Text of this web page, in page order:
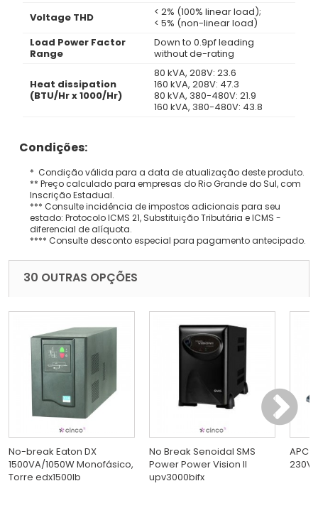
Voltage THD
< 2% (100% linear load);
< 5% (non-linear load)
Load Power Factor
Range
Down to 0.9pf leading
without de-rating
Heat dissipation
(BTU/Hr x 1000/Hr)
80 kVA, 208V: 23.6
160 kVA, 208V: 47.3
80 kVA, 380-480V: 21.9
160 kVA, 380-480V: 43.8
Condições:
* Condição válida para a data de atualização deste produto.
** Preço calculado para empresas do Rio Grande do Sul, com
Inscrição Estadual.
*** Consulte incidência de impostos adicionais para seu
estado: Protocolo ICMS 21, Substituição Tributária e ICMS -
diferencial de alíquota.
**** Consulte desconto especial para pagamento antecipado.
30 OUTRAS OPÇÕES
No-break Eaton DX
1500VA/1050W Monofásico,
Torre edx1500lb
No Break Senoidal SMS
Power Power Vision II
upv3000bifx
APC
230V